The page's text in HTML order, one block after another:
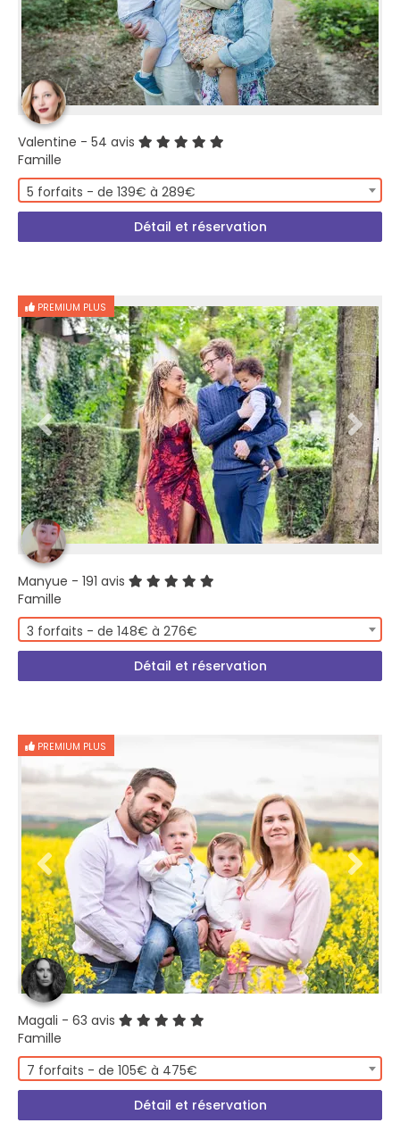
Valentine - 54 avis
Famille
5 forfaits - de 139€ à 289€
Détail et réservation
PREMIUM PLUS
Manyue - 191 avis
Famille
3 forfaits - de 148€ à 276€
Détail et réservation
PREMIUM PLUS
Magali - 63 avis
Famille
7 forfaits - de 105€ à 475€
Détail et réservation